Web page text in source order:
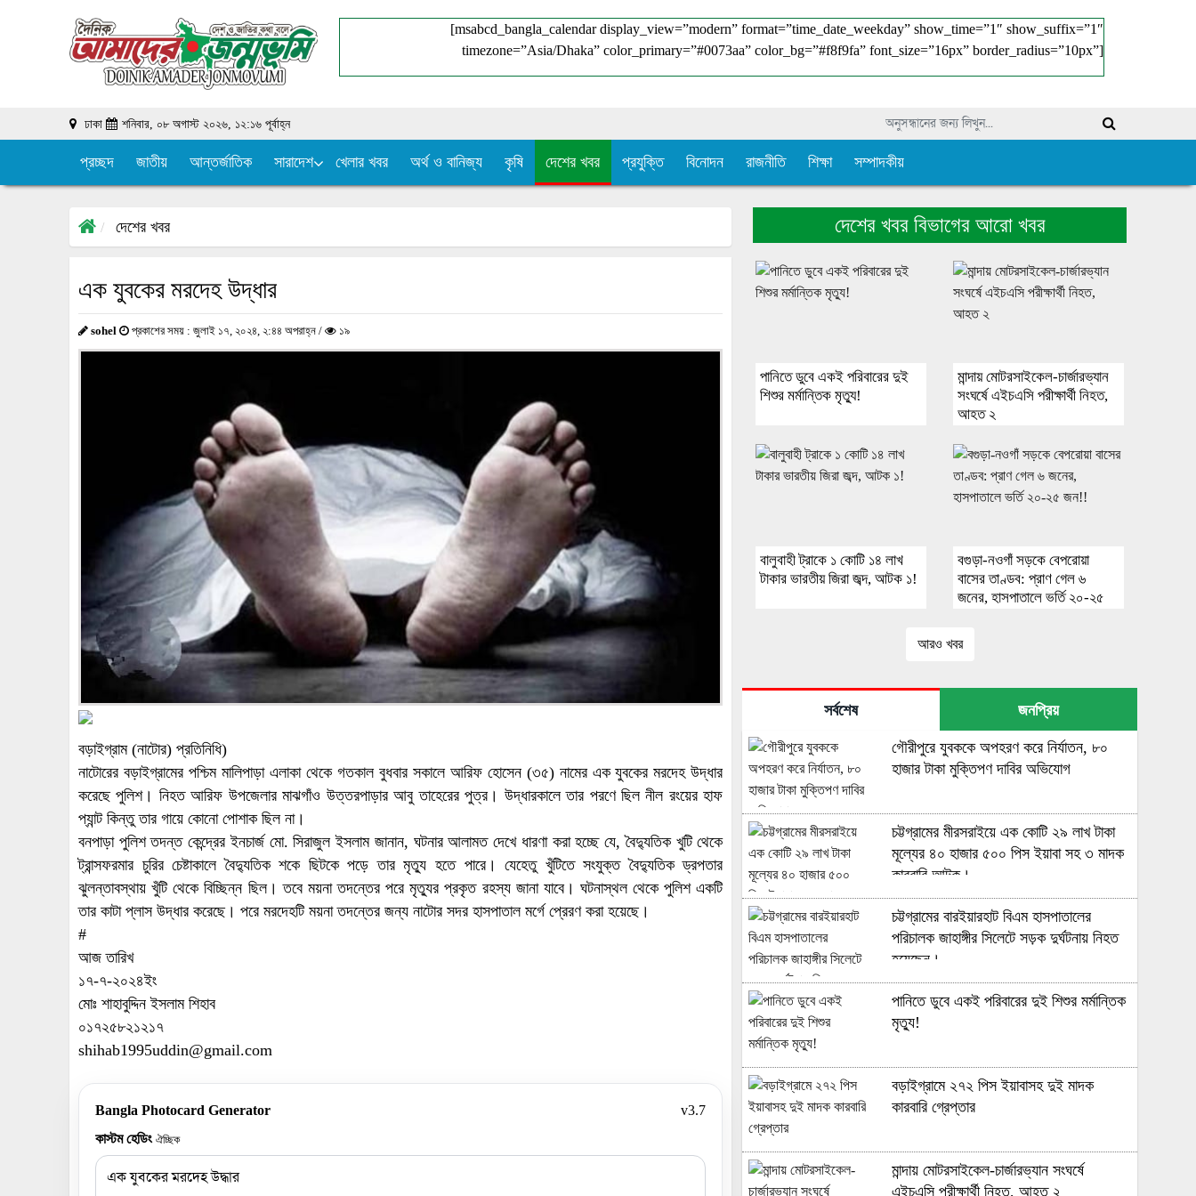
[msabcd_bangla_calendar display_view=”modern” format=”time_date_weekday” show_time=”1″ show_suffix=”1″
timezone=”Asia/Dhaka” color_primary=”#0073aa” color_bg=”#f8f9fa” font_size=”16px” border_radius=”10px”]
ঢাকা শনিবার, ০৮ অগাস্ট ২০২৬, ১২:১৬ পূর্বাহ্ন
প্রচ্ছদ জাতীয় আন্তর্জাতিক সারাদেশ খেলার খবর অর্থ ও বানিজ্য কৃষি দেশের খবর প্রযুক্তি বিনোদন রাজনীতি শিক্ষা সম্পাদকীয়
দেশের খবর
এক যুবকের মরদেহ উদ্ধার
sohel প্রকাশের সময় : জুলাই ১৭, ২০২৪, ২:৪৪ অপরাহ্ন / ১৯
বড়াইগ্রাম (নাটোর) প্রতিনিধি)
নাটোরের বড়াইগ্রামের পশ্চিম মালিপাড়া এলাকা থেকে গতকাল বুধবার সকালে আরিফ হোসেন (৩৫) নামের এক যুবকের মরদেহ উদ্ধার
করেছে পুলিশ। নিহত আরিফ উপজেলার মাঝগাঁও উত্তরপাড়ার আবু তাহেরের পুত্র। উদ্ধারকালে তার পরণে ছিল নীল রংয়ের হাফ
প্যান্ট কিন্তু তার গায়ে কোনো পোশাক ছিল না।
বনপাড়া পুলিশ তদন্ত কেন্দ্রের ইনচার্জ মো. সিরাজুল ইসলাম জানান, ঘটনার আলামত দেখে ধারণা করা হচ্ছে যে, বৈদ্যুতিক খুটি থেকে
ট্রান্সফরমার চুরির চেষ্টাকালে বৈদ্যুতিক শকে ছিটকে পড়ে তার মৃত্যু হতে পারে। যেহেতু খুঁটিতে সংযুক্ত বৈদ্যুতিক ড্রপতার
ঝুলন্তাবস্থায় খুঁটি থেকে বিচ্ছিন্ন ছিল। তবে ময়না তদন্তের পরে মৃত্যুর প্রকৃত রহস্য জানা যাবে। ঘটনাস্থল থেকে পুলিশ একটি
তার কাটা প্লাস উদ্ধার করেছে। পরে মরদেহটি ময়না তদন্তের জন্য নাটোর সদর হাসপাতাল মর্গে প্রেরণ করা হয়েছে।
#
আজ তারিখ
১৭-৭-২০২৪ইং
মোঃ শাহাবুদ্দিন ইসলাম শিহাব
০১৭২৫৮২১২১৭
shihab1995uddin@gmail.com
Bangla Photocard Generator
v3.7
কাস্টম হেডিং ঐচ্ছিক
দেশের খবর বিভাগের আরো খবর
পানিতে ডুবে একই পরিবারের দুই
শিশুর মর্মান্তিক মৃত্যু!
মান্দায় মোটরসাইকেল-চার্জারভ্যান
সংঘর্ষে এইচএসি পরীক্ষার্থী নিহত,
আহত ২
বালুবাহী ট্রাকে ১ কোটি ১৪ লাখ
টাকার ভারতীয় জিরা জব্দ, আটক ১!
বগুড়া-নওগাঁ সড়কে বেপরোয়া
বাসের তাণ্ডব: প্রাণ গেল ৬
জনের, হাসপাতালে ভর্তি ২০-২৫
আরও খবর
সর্বশেষ জনপ্রিয়
গৌরীপুরে যুবককে অপহরণ করে নির্যাতন, ৮০
হাজার টাকা মুক্তিপণ দাবির অভিযোগ
চট্টগ্রামের মীরসরাইয়ে এক কোটি ২৯ লাখ টাকা
মূল্যের ৪০ হাজার ৫০০ পিস ইয়াবা সহ ৩ মাদক
কারবারি আটক।
চট্টগ্রামের বারইয়ারহাট বিএম হাসপাতালের
পরিচালক জাহাঙ্গীর সিলেটে সড়ক দুর্ঘটনায় নিহত
হয়েছেন।
পানিতে ডুবে একই পরিবারের দুই শিশুর মর্মান্তিক
মৃত্যু!
বড়াইগ্রামে ২৭২ পিস ইয়াবাসহ দুই মাদক
কারবারি গ্রেপ্তার
মান্দায় মোটরসাইকেল-চার্জারভ্যান সংঘর্ষে
এইচএসি পরীক্ষার্থী নিহত, আহত ২